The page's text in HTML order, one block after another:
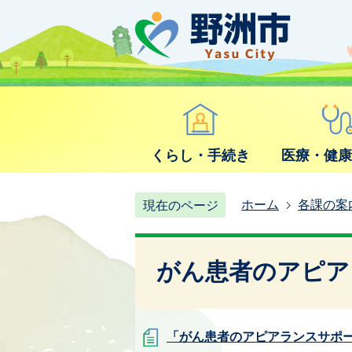
くらし・手続き 医療・健
現在のページ ホーム 各課の案
がん患者のアピ
「がん患者のアピアランスサポ